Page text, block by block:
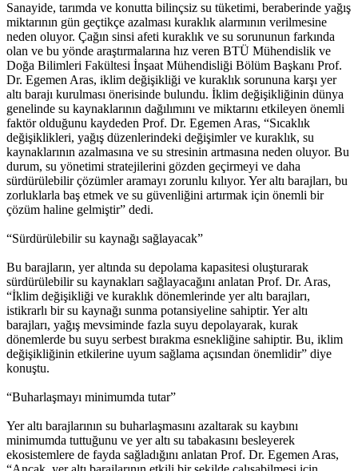
Sanayide, tarımda ve konutta bilinçsiz su tüketimi, beraberinde yağış
miktarının gün geçtikçe azalması kuraklık alarmının verilmesine
neden oluyor. Çağın sinsi afeti kuraklık ve su sorununun farkında
olan ve bu yönde araştırmalarına hız veren BTÜ Mühendislik ve
Doğa Bilimleri Fakültesi İnşaat Mühendisliği Bölüm Başkanı Prof.
Dr. Egemen Aras, iklim değişikliği ve kuraklık sorununa karşı yer
altı barajı kurulması önerisinde bulundu. İklim değişikliğinin dünya
genelinde su kaynaklarının dağılımını ve miktarını etkileyen önemli
faktör olduğunu kaydeden Prof. Dr. Egemen Aras, “Sıcaklık
değişiklikleri, yağış düzenlerindeki değişimler ve kuraklık, su
kaynaklarının azalmasına ve su stresinin artmasına neden oluyor. Bu
durum, su yönetimi stratejilerini gözden geçirmeyi ve daha
sürdürülebilir çözümler aramayı zorunlu kılıyor. Yer altı barajları, bu
zorluklarla baş etmek ve su güvenliğini artırmak için önemli bir
çözüm haline gelmiştir” dedi.
“Sürdürülebilir su kaynağı sağlayacak”
Bu barajların, yer altında su depolama kapasitesi oluşturarak
sürdürülebilir su kaynakları sağlayacağını anlatan Prof. Dr. Aras,
“İklim değişikliği ve kuraklık dönemlerinde yer altı barajları,
istikrarlı bir su kaynağı sunma potansiyeline sahiptir. Yer altı
barajları, yağış mevsiminde fazla suyu depolayarak, kurak
dönemlerde bu suyu serbest bırakma esnekliğine sahiptir. Bu, iklim
değişikliğinin etkilerine uyum sağlama açısından önemlidir” diye
konuştu.
“Buharlaşmayı minimumda tutar”
Yer altı barajlarının su buharlaşmasını azaltarak su kaybını
minimumda tuttuğunu ve yer altı su tabakasını besleyerek
ekosistemlere de fayda sağladığını anlatan Prof. Dr. Egemen Aras,